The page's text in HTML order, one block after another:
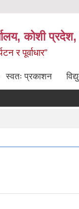
कोशी
र पूर्वाधार”
स्वतः प्रकाशन